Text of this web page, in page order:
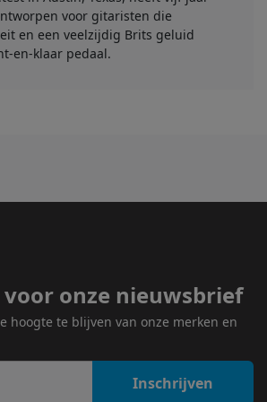
voor gitaristen die
en een veelzijdig Brits geluid
en-klaar pedaal.
onze nieuwsbrief
hoogte te blijven van onze merken en
Inschrijven